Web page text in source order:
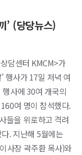
’ (당당뉴스)
담센터 KMCM>가
행사가 17일 저녁 여
사에 30여 개국의
여 명이 참석했다.
들을 위로하고 격려
. 지난해 5월에는
사장 곽주환 목사)와